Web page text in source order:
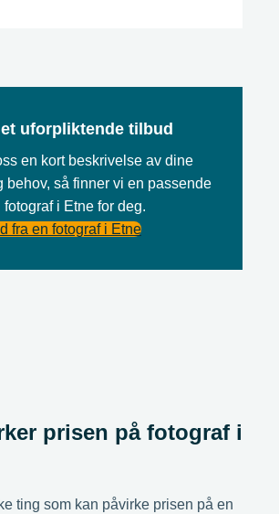
et uforpliktende tilbud
en kort beskrivelse av dine
behov, så finner vi en passende
fotograf i Etne for deg.
fra en fotograf i Etne
prisen på fotograf i
ting som kan påvirke prisen på en